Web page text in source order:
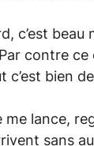
c’est
contre ce
c’est bien
me lance,
sans